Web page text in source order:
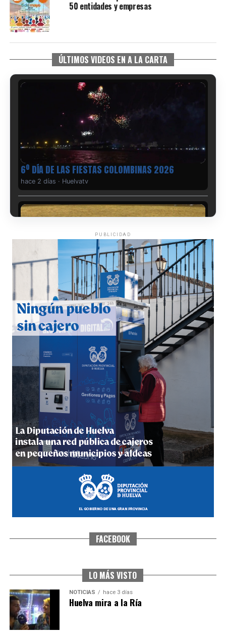
50 entidades y empresas
ÚLTIMOS VIDEOS EN A LA CARTA
6º DÍA DE LAS FIESTAS COLOMBINAS 2026
hace 2 días · Huelvatv
QUINTA CORRIDA DE LAS FIESTAS COLOMBINAS
2026
hace 3 días·Huelvatv
5º DÍA DE LAS FIESTAS COLOMBINAS 2026
hace 3 días·Huelvatv
CUARTA CORRIDA DE LAS FIESTAS COLOMBINAS
PUBLICIDAD
FACEBOOK
LO MÁS VISTO
NOTICIAS hace 3 días
Huelva mira a la Ría